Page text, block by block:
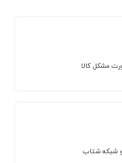
مشکل کالا
شبکه شتاب